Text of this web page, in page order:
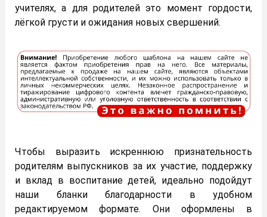
учителях, а для родителей это момент гордости,
лёгкой грусти и ожидания новых свершений.
Чтобы выразить искреннюю признательность
родителям выпускников за их участие, поддержку
и вклад в воспитание детей, идеально подойдут
наши бланки благодарности в удобном
редактируемом формате. Они оформлены в